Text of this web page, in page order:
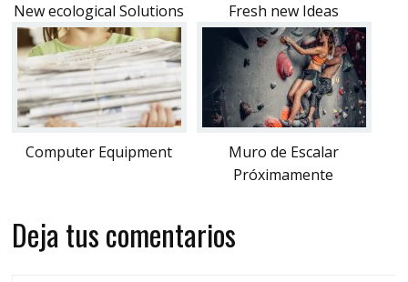
New ecological Solutions Fresh new Ideas
Computer Equipment
Muro de Escalar
Próximamente
Deja tus comentarios